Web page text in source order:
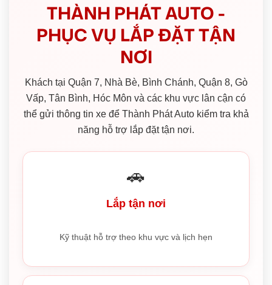
THÀNH PHÁT AUTO -
PHỤC VỤ LẮP ĐẶT TẬN
NƠI
Khách tại Quận 7, Nhà Bè, Bình Chánh, Quận 8, Gò
Vấp, Tân Bình, Hóc Môn và các khu vực lân cận có
thể gửi thông tin xe để Thành Phát Auto kiểm tra khả
năng hỗ trợ lắp đặt tận nơi.
🚗
Lắp tận nơi
Kỹ thuật hỗ trợ theo khu vực và lịch hẹn